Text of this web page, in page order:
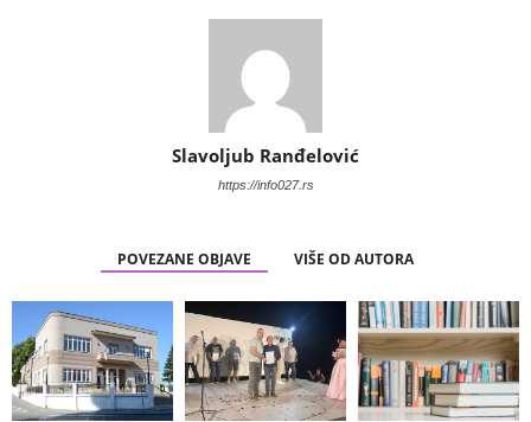
Slavoljub Ranđelović
https://info027.rs
POVEZANE OBJAVE VIŠE OD AUTORA